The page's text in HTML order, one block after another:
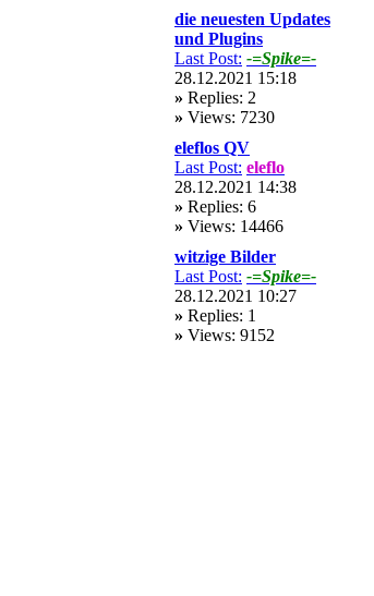
die neuesten Updates
und Plugins
Last Post: -=Spike=-
28.12.2021 15:18
» Replies: 2
» Views: 7230
eleflos QV
Last Post: eleflo
28.12.2021 14:38
» Replies: 6
» Views: 14466
witzige Bilder
Last Post: -=Spike=-
28.12.2021 10:27
» Replies: 1
» Views: 9152